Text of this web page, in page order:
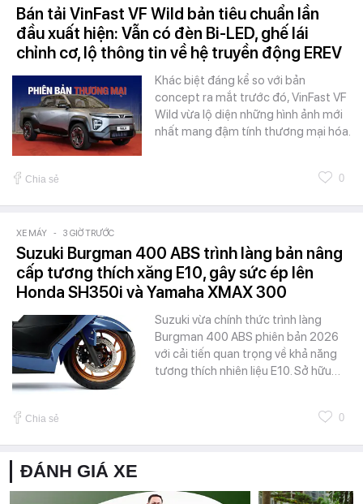
Bán tải VinFast VF Wild bản tiêu chuẩn lần
đầu xuất hiện: Vẫn có đèn Bi-LED, ghế lái
chỉnh cơ, lộ thông tin về hệ truyền động EREV
Khác biệt đáng kể so với bản
concept ra mắt trước đó, VinFast VF
Wild vừa lộ diện những hình ảnh mới
nhất mang đậm tính thương mại hóa.
Chia sẻ 0
XE MÁY - 3 GIỜ TRƯỚC
Suzuki Burgman 400 ABS trình làng bản nâng
cấp tương thích xăng E10, gây sức ép lên
Honda SH350i và Yamaha XMAX 300
Suzuki vừa chính thức trình làng
Burgman 400 ABS phiên bản 2026
với cải tiến quan trọng về khả năng
tương thích nhiên liệu E10. Sở hữu…
Chia sẻ 0
ĐÁNH GIÁ XE